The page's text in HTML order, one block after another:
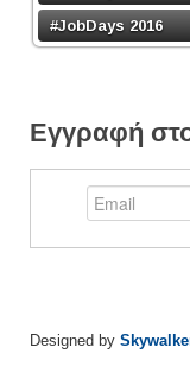
#JobDays 2016
Εγγραφή
Designed by